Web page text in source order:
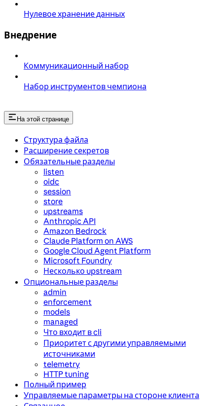
Нулевое хранение данных
Внедрение
Коммуникационный набор
Набор инструментов чемпиона
На этой странице
Структура файла
Расширение секретов
Обязательные разделы
listen
oidc
session
store
upstreams
Anthropic API
Amazon Bedrock
Claude Platform on AWS
Google Cloud Agent Platform
Microsoft Foundry
Несколько upstream
Опциональные разделы
admin
enforcement
models
managed
Что входит в cli
Приоритет с другими управляемыми
источниками
telemetry
HTTP tuning
Полный пример
Управляемые параметры на стороне клиента